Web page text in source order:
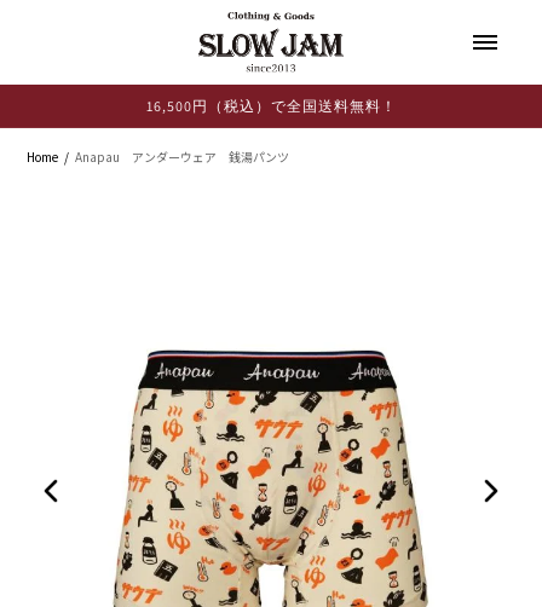
16,500円（税込）で全国送料無料！
Home Anapau アンダーウェア 銭湯パンツ